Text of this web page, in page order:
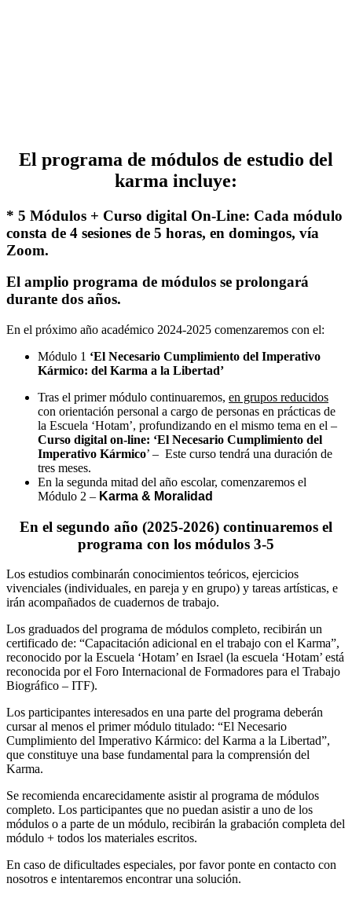
El programa de módulos de estudio del
karma incluye:
* 5 Módulos + Curso digital On-Line: Cada módulo
consta de 4 sesiones de 5 horas, en domingos, vía
Zoom.
El amplio programa de módulos se prolongará
durante dos años.
En el próximo año académico 2024-2025 comenzaremos con el:
Módulo 1 ‘El Necesario Cumplimiento del Imperativo
Kármico: del Karma a la Libertad’
Tras el primer módulo continuaremos, en grupos reducidos
con orientación personal a cargo de personas en prácticas de
la Escuela ‘Hotam’, profundizando en el mismo tema en el –
Curso digital on-line: ‘El Necesario Cumplimiento del
Imperativo Kármico’ – Este curso tendrá una duración de
tres meses.
En la segunda mitad del año escolar, comenzaremos el
Módulo 2 – Karma & Moralidad
En el segundo año (2025-2026) continuaremos el
programa con los módulos 3-5
Los estudios combinarán conocimientos teóricos, ejercicios
vivenciales (individuales, en pareja y en grupo) y tareas artísticas, e
irán acompañados de cuadernos de trabajo.
Los graduados del programa de módulos completo, recibirán un
certificado de: “Capacitación adicional en el trabajo con el Karma”,
reconocido por la Escuela ‘Hotam’ en Israel (la escuela ‘Hotam’ está
reconocida por el Foro Internacional de Formadores para el Trabajo
Biográfico – ITF).
Los participantes interesados en una parte del programa deberán
cursar al menos el primer módulo titulado: “El Necesario
Cumplimiento del Imperativo Kármico: del Karma a la Libertad”,
que constituye una base fundamental para la comprensión del
Karma.
Se recomienda encarecidamente asistir al programa de módulos
completo. Los participantes que no puedan asistir a uno de los
módulos o a parte de un módulo, recibirán la grabación completa del
módulo + todos los materiales escritos.
En caso de dificultades especiales, por favor ponte en contacto con
nosotros e intentaremos encontrar una solución.